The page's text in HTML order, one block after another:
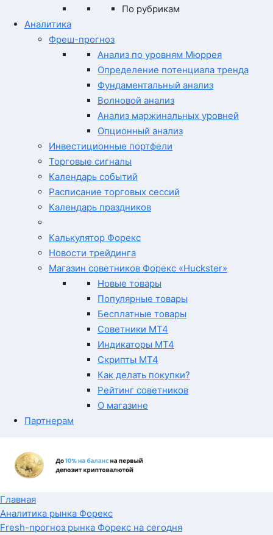
По рубрикам
Аналитика
Фреш-прогноз
Анализ по уровням Мюррея
Определение потенциала тренда
Фундаментальный анализ
Волновой анализ
Анализ маржинальных уровней
Опционный анализ
Инвестиционные портфели
Торговые сигналы
Календарь событий
Расписание торговых сессий
Календарь праздников
Калькулятор Форекс
Новости трейдинга
Магазин советников Форекс «Huckster»
Новые товары
Популярные товары
Бесплатные товары
Советники MT4
Индикаторы MT4
Скрипты MT4
Как делать покупки?
Рейтинг советников
О магазине
Партнерам
Главная
Аналитика рынка Форекс
Fresh-прогноз рынка Форекс на сегодня